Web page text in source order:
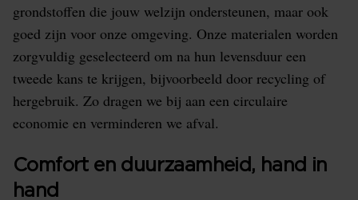
grondstoffen die jouw welzijn ondersteunen, maar ook
goed zijn voor onze omgeving. Onze materialen worden
zorgvuldig geselecteerd om na hun levensduur een
tweede kans te krijgen, bijvoorbeeld door recycling of
hergebruik. Zo dragen we bij aan een circulaire
economie en verminderen we afval.
Comfort en duurzaamheid, hand in
hand